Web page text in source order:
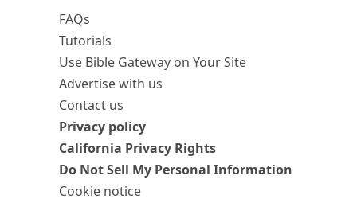
FAQs
Tutorials
Use Bible Gateway on Your Site
Advertise with us
Contact us
Privacy policy
California Privacy Rights
Do Not Sell My Personal Information
Cookie notice